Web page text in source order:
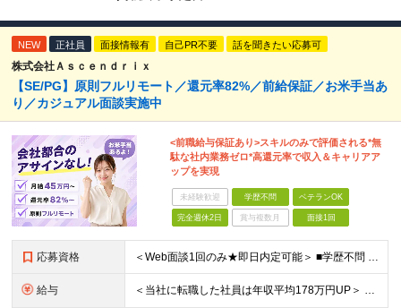
NEW 正社員 面接情報有 自己PR不要 話を聞きたい応募可
株式会社Ａｓｃｅｎｄｒｉｘ
【SE/PG】原則フルリモート／還元率82%／前給保証／お米手当あ
り／カジュアル面談実施中
<前職給与保証あり>スキルのみで評価される*無
駄な社内業務ゼロ*高還元率で収入＆キャリアア
ップを実現
未経験歓迎 学歴不問 ベテランOK
完全週休2日 賞与複数月 面接1回
応募資格 ＜Web面談1回のみ★即日内定可能＞ ■学歴不問 ■エンジニアとしての実務経験1年以上 （開発・インフラ・技術・工程など不問）
給与 ＜当社に転職した社員は年収平均178万円UP＞ 月給45万円～120万円＋賞与＋各手当 ※経験・能力などを考慮の上、決定します ※案件の契約内容（月単金など）や昇給、賞与額はすべてシステム上で開示し